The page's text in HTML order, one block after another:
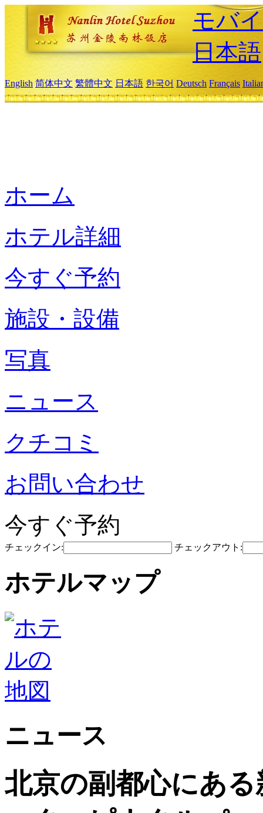
モバ
日本語
English 简体中文 繁體中文 日本語 한국어 Deutsch Français
ホーム
ホテル詳細
今すぐ予約
施設・設備
写真
ニュース
クチコミ
お問い合わせ
今すぐ予約
チェックイン: チェックアウト:
ホテルマップ
ニュース
北京の副都心にあ